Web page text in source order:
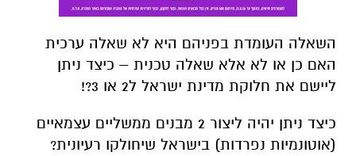
השאלה העומדת בפניהם היא לא שאלה ערכית
האם כן או לא אלא שאלה טכנית – כיצד ניתן
ליישם את חלוקת מדינת ישראל ל2 או 3?!
כיצד ניתן יהיה ליצור 2 מבנים ממשליים עצמאיים
(אוטונמיות נפרדות) בישראל שיחולקו רעיונית?